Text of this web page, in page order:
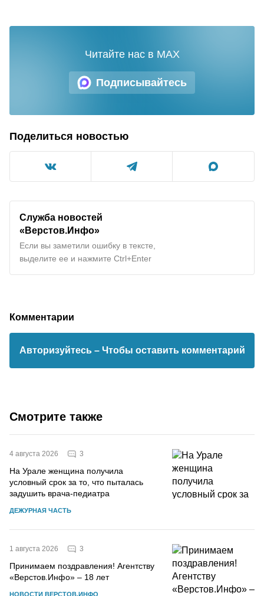
Подписывайтесь
Читайте нас в MAX
Поделиться новостью
Служба новостей
«Верстов.Инфо»
Если вы заметили ошибку в тексте,
выделите ее и нажмите Ctrl+Enter
Комментарии
Авторизуйтесь – Чтобы оставить комментарий
Смотрите также
4 августа 2026 3
На Урале женщина получила
условный срок за то, что пыталась
задушить врача-педиатра
ДЕЖУРНАЯ ЧАСТЬ
1 августа 2026 3
Принимаем поздравления! Агентству
«Верстов.Инфо» – 18 лет
НОВОСТИ ВЕРСТОВ.ИНФО